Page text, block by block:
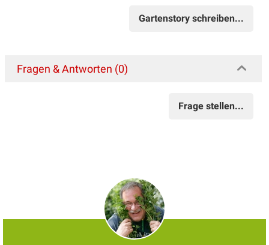
Gartenstory schreiben...
Fragen & Antworten (0)
Frage stellen...